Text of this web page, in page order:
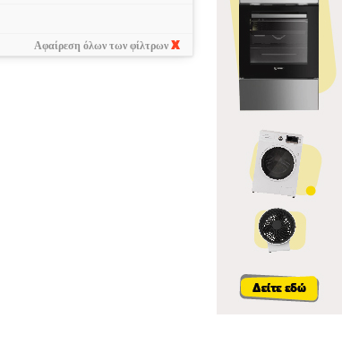
Αφαίρεση όλων των φίλτρων